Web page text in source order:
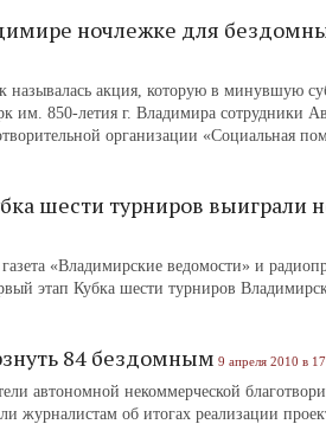
ночлежке для
называлась акция, которую в минувшую
им. 850-летия г. Владимира сотрудники
организации «Социальная
шести турниров выиграли
«Владимирские ведомости» и
этап Кубка шести турниров
84 бездомным 9 апреля 2010 в
автономной некоммерческой
журналистам об итогах реализации